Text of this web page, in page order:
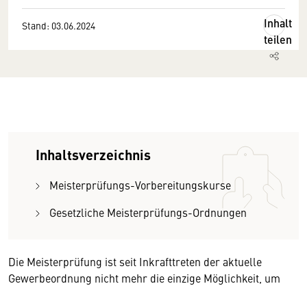
Stand: 03.06.2024
Inhalt
teilen
Inhaltsverzeichnis
Meisterprüfungs-Vorbereitungskurse
Gesetzliche Meisterprüfungs-Ordnungen
Die Meisterprüfung ist seit Inkrafttreten der aktuelle
Gewerbeordnung nicht mehr die einzige Möglichkeit, um